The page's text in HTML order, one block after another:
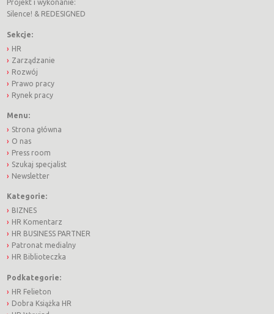
Projekt i wykonanie:
Silence! & REDESIGNED
Sekcje:
HR
Zarządzanie
Rozwój
Prawo pracy
Rynek pracy
Menu:
Strona główna
O nas
Press room
Szukaj specjalist
Newsletter
Kategorie:
BIZNES
HR Komentarz
HR BUSINESS PARTNER
Patronat medialny
HR Biblioteczka
Podkategorie:
HR Felieton
Dobra Książka HR